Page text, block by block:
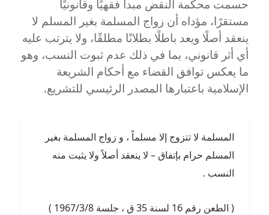
حسمت محكمة النقض مبدأً فقهيًا وقانونيًا
مستقرًا، مؤداه أن زواج المسلمة بغير المسلم لا
ينعقد أصلًا ويعد باطلًا بطلانًا مطلقًا، ولا يترتب عليه
أي أثر قانوني، بما في ذلك عدم ثبوت النسب، وهو
ما يعكس توافق القضاء مع أحكام الشريعة
الإسلامية باعتبارها المصدر الرئيسي للتشريع.
المسلمة لا تتزوج إلا مسلماً ، و زواج المسلمة بغير
المسلم حرام بإتفاق – لا ينعقد أصلاً ولا يثبت منه
النسب .
( الطعن رقم 16 لسنة 35 ق ، جلسة 1967/3/8 )